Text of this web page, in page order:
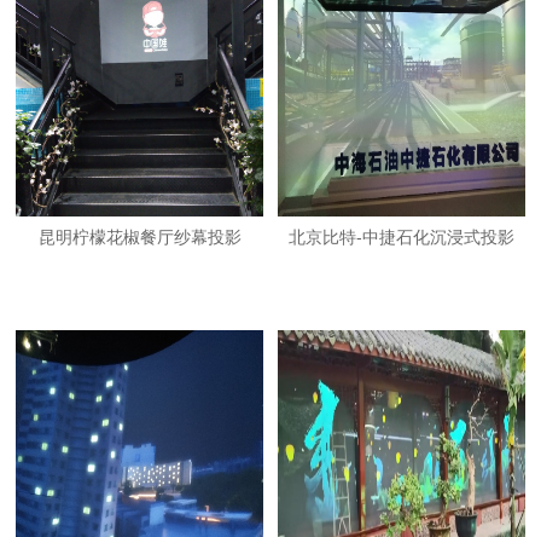
昆明柠檬花椒餐厅纱幕投影 北京比特-中捷石化沉浸式投影